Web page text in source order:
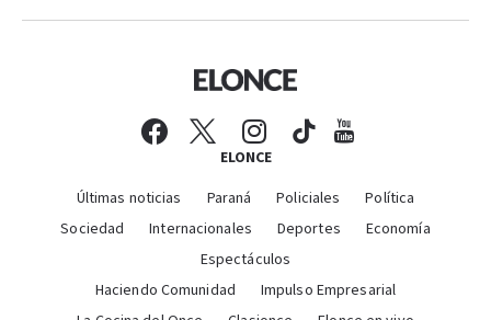
ELONCE
Últimas noticias Paraná Policiales
Política
Sociedad
Internacionales Deportes
Economía
Espectáculos
Haciendo Comunidad
Impulso Empresarial